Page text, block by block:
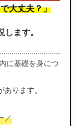
大丈夫？」
ます。
に基礎を身につ
ります。
／